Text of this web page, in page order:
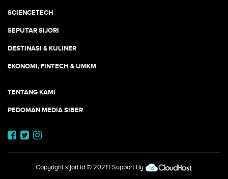
SCIENCETECH
SEPUTAR SIJORI
DESTINASI & KULINER
EKONOMI, FINTECH & UMKM
TENTANG KAMI
PEDOMAN MEDIA SIBER
Copyright sijori.id© 2021 | Support By